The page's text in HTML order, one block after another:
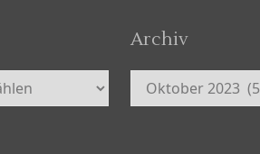
Archiv
Archiv